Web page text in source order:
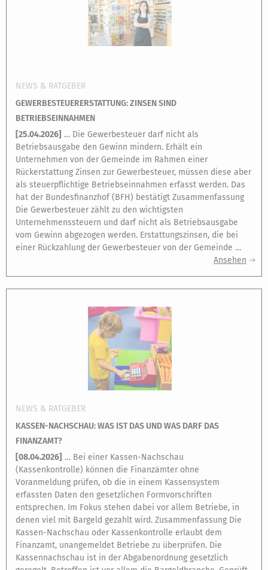
NEWS & RATGEBER
GEWERBESTEUERERSTATTUNG: ZINSEN SIND
BETRIEBSEINNAHMEN
[25.04.2026] … Die Gewerbesteuer darf nicht als
Betriebsausgabe den Gewinn mindern. Erhält ein
Unternehmen von der Gemeinde im Rahmen einer
Rückerstattung Zinsen zur Gewerbesteuer, müssen diese aber
als steuerpflichtige Betriebseinnahmen erfasst werden. Das
hat der Bundesfinanzhof (BFH) bestätigt Zusammenfassung
Die Gewerbesteuer zählt zu den wichtigsten
Unternehmenssteuern und darf nicht als Betriebsausgabe
vom Gewinn abgezogen werden. Erstattungszinsen, die bei
einer Rückzahlung der Gewerbesteuer von der Gemeinde …
Ansehen
NEWS & RATGEBER
KASSEN-NACHSCHAU: WAS IST DAS UND WAS DARF DAS
FINANZAMT?
[08.04.2026] … Bei einer Kassen-Nachschau
(Kassenkontrolle) können die Finanzämter ohne
Voranmeldung prüfen, ob die in einem Kassensystem
erfassten Daten den gesetzlichen Formvorschriften
entsprechen. Im Fokus stehen dabei vor allem Betriebe, in
denen viel mit Bargeld gezahlt wird. Zusammenfassung Die
Kassen-Nachschau oder Kassenkontrolle erlaubt dem
Finanzamt, unangemeldet Betriebe zu überprüfen. Die
Kassennachschau ist in der Abgabenordnung gesetzlich